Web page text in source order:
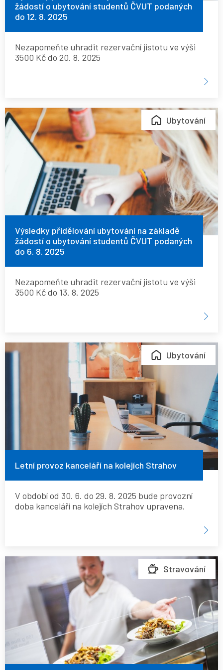
ČVUT
12.
žádostí o ubytování studentů ČVUT podaných
do 12. 8. 2025
Nezapomeňte uhradit rezervační jistotu ve výši
3500 Kč do 20. 8. 2025
Výsledky
přidělování
ubytování
základě
žádostí
ubytování
studentů
ČVUT
Výsledky přidělování ubytování na základě
žádostí o ubytování studentů ČVUT podaných
do 6. 8. 2025
Nezapomeňte uhradit rezervační jistotu ve výši
3500 Kč do 13. 8. 2025
Ubytování
Letní
Letní provoz kanceláří na kolejích Strahov
V období od 30. 6. do 29. 8. 2025 bude provozní
doba kanceláří na kolejích Strahov upravena.
Ubytování
MENZ
GASTRO
PROVOZŮ
-
PRÁZDNINY
Stravování